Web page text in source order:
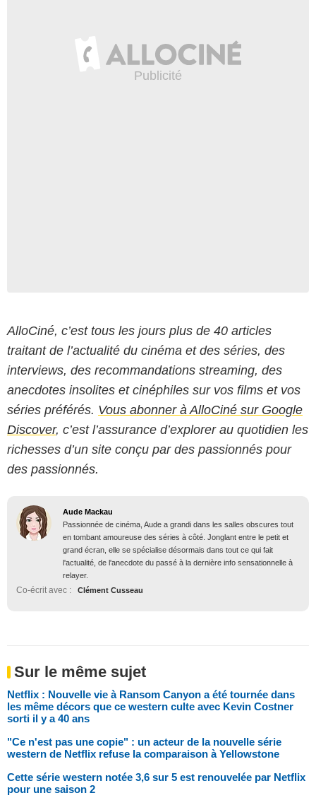
AlloCiné, c’est tous les jours plus de 40 articles
traitant de l’actualité du cinéma et des séries, des
interviews, des recommandations streaming, des
anecdotes insolites et cinéphiles sur vos films et vos
séries préférés. Vous abonner à AlloCiné sur Google
Discover, c’est l’assurance d’explorer au quotidien les
richesses d’un site conçu par des passionnés pour
des passionnés.
Aude Mackau
Passionnée de cinéma, Aude a grandi dans les salles obscures tout
en tombant amoureuse des séries à côté. Jonglant entre le petit et
grand écran, elle se spécialise désormais dans tout ce qui fait
l'actualité, de l'anecdote du passé à la dernière info sensationnelle à
relayer.
Co-écrit avec : Clément Cusseau
Sur le même sujet
Netflix : Nouvelle vie à Ransom Canyon a été tournée dans
les même décors que ce western culte avec Kevin Costner
sorti il y a 40 ans
"Ce n'est pas une copie" : un acteur de la nouvelle série
western de Netflix refuse la comparaison à Yellowstone
Cette série western notée 3,6 sur 5 est renouvelée par Netflix
pour une saison 2